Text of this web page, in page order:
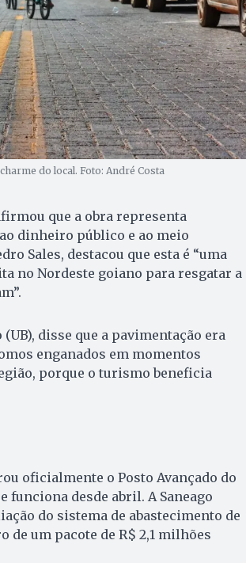
do local. Foto: André Costa
que a obra representa
dinheiro público e ao meio
Sales, destacou que esta é “uma
no Nordeste goiano para resgatar a
disse que a pavimentação era
enganados em momentos
porque o turismo beneficia
oficialmente o Posto Avançado do
funciona desde abril. A Saneago
do sistema de abastecimento de
de um pacote de R$ 2,1 milhões